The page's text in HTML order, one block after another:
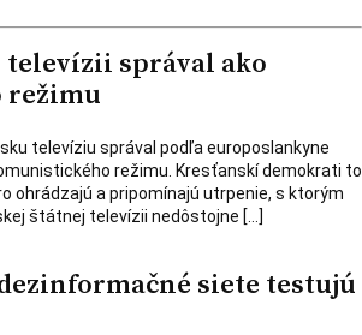
správal ako
režimu
televíziu správal podľa europoslankyne
režimu. Kresťanskí demokrati to
ohrádzajú a pripomínajú utrpenie, s ktorým
štátnej televízii nedôstojne […]
siete testujú